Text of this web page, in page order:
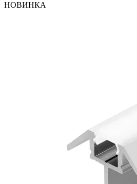
НОВИНКА